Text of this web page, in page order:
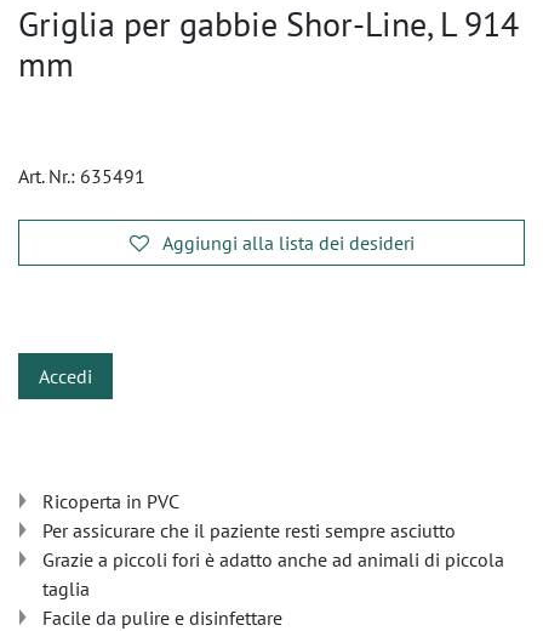
Griglia per gabbie Shor-Line, L 914
mm
Art. Nr.: 635491
Aggiungi alla lista dei desideri
Accedi
Ricoperta in PVC
Per assicurare che il paziente resti sempre asciutto
Grazie a piccoli fori è adatto anche ad animali di piccola
taglia
Facile da pulire e disinfettare